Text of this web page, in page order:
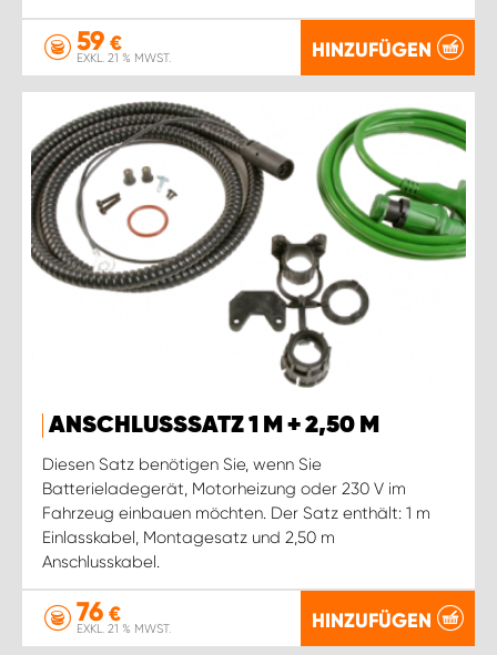
59 €
EXKL. 21 % MWST. HINZUFÜGEN
ANSCHLUSSSATZ 1 M + 2,50 M
Diesen Satz benötigen Sie, wenn Sie
Batterieladegerät, Motorheizung oder 230 V im
Fahrzeug einbauen möchten. Der Satz enthält: 1 m
Einlasskabel, Montagesatz und 2,50 m
Anschlusskabel.
76 €
EXKL. 21 % MWST. HINZUFÜGEN